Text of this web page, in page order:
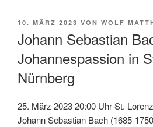
VERÖFFENTLICHT
10. MÄRZ 2023 VON WOLF
Johann Sebastian
Johannespassion in
Nürnberg
25. März 2023 20:00 Uhr St.
Johann Sebastian Bach (1685-